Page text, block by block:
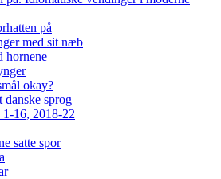
på
med sit næb
hornene
okay?
danske sprog
16, 2018-22
satte spor